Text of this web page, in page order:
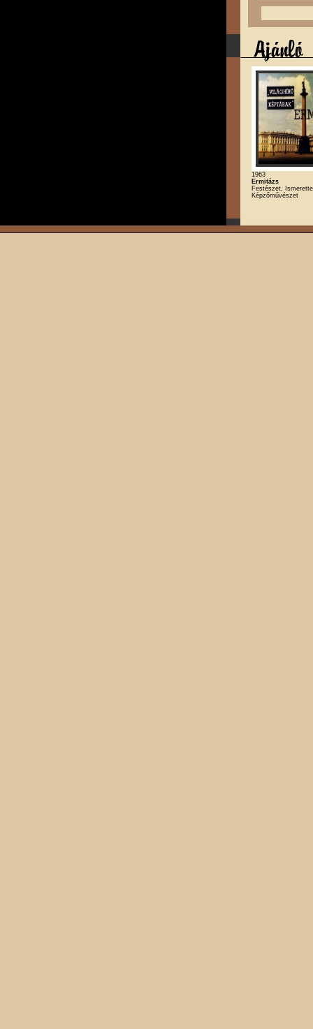
1963
Ermitázs
Festészet,
Képzőművészet